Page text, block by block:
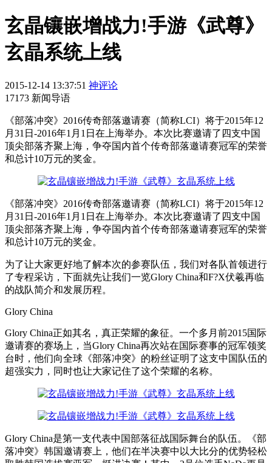
玄晶镶嵌增战力!手游《武尊》
玄晶系统上线
2015-12-14 13:37:51 神评论
17173 新闻导语
《部落冲突》2016传奇部落邀请赛（简称LCI）将于2015年12
月31日-2016年1月1日在上海举办。本次比赛邀请了四支中国
顶尖部落齐聚上海，争夺国内首个传奇部落邀请赛冠军的荣誉
和总计10万元的奖金。
《部落冲突》2016传奇部落邀请赛（简称LCI）将于2015年12
月31日-2016年1月1日在上海举办。本次比赛邀请了四支中国
顶尖部落齐聚上海，争夺国内首个传奇部落邀请赛冠军的荣誉
和总计10万元的奖金。
为了让大家更好地了解本次的参赛队伍，我们对各队首领进行
了专程采访，下面就先让我们一览Glory China和F?X伏羲再临
的战队简介和发展历程。
Glory China
Glory China正如其名，真正荣耀的象征。一个多月前2015国际
邀请赛的赛场上，当Glory China再次站在国际赛事的冠军领奖
台时，他们向全球《部落冲突》的粉丝证明了这支中国队伍的
超强实力，同时也让大家记住了这个荣耀的名称。
Glory China是第一支代表中国部落征战国际舞台的队伍。《部
落冲突》韩国邀请赛上，他们在半决赛中以大比分的优势轻松